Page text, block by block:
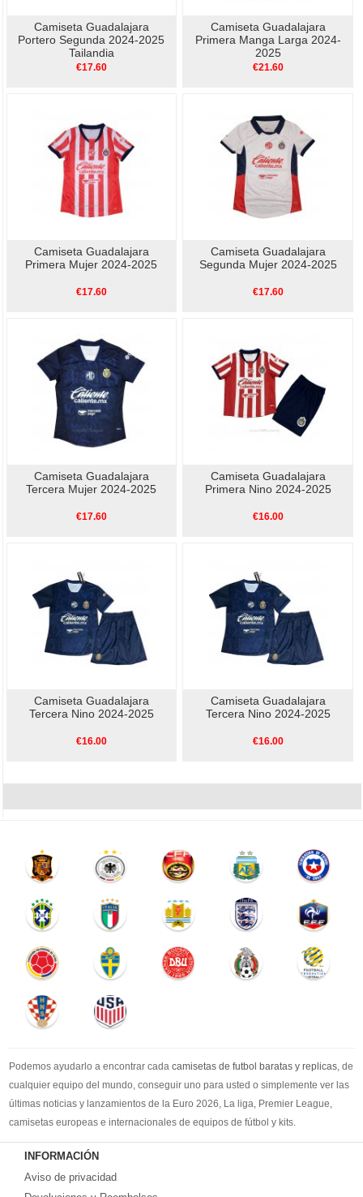
Camiseta Guadalajara
Portero Segunda 2024-2025
Tailandia
€17.60
Camiseta Guadalajara
Primera Manga Larga 2024-
2025
€21.60
Camiseta Guadalajara
Primera Mujer 2024-2025
€17.60
Camiseta Guadalajara
Segunda Mujer 2024-2025
€17.60
Camiseta Guadalajara
Tercera Mujer 2024-2025
€17.60
Camiseta Guadalajara
Primera Nino 2024-2025
€16.00
Camiseta Guadalajara
Tercera Nino 2024-2025
€16.00
Camiseta Guadalajara
Tercera Nino 2024-2025
€16.00
Podemos ayudarlo a encontrar cada camisetas de futbol baratas y replicas , de
cualquier equipo del mundo, conseguir uno para usted o simplemente ver las
últimas noticias y lanzamientos de la Euro 2026, La liga, Premier League,
camisetas europeas e internacionales de equipos de fútbol y kits.
Comprecamisetas de futbol baratasen la tienda deportiva más grande de
Europa. ¡Grandes ofertas en todas las camisetas del club de fútbol, ​​kits
europeos e internacionales, todo a los precios más bajos!
INFORMACIÓN
Aviso de privacidad